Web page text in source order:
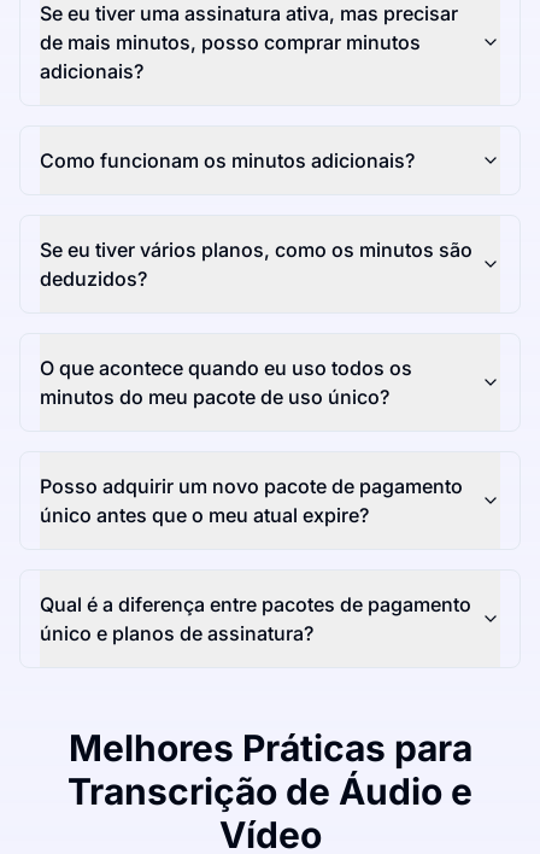
Se eu tiver uma assinatura ativa, mas precisar
de mais minutos, posso comprar minutos
adicionais?
Como funcionam os minutos adicionais?
Se eu tiver vários planos, como os minutos são
deduzidos?
O que acontece quando eu uso todos os
minutos do meu pacote de uso único?
Posso adquirir um novo pacote de pagamento
único antes que o meu atual expire?
Qual é a diferença entre pacotes de pagamento
único e planos de assinatura?
Melhores Práticas para
Transcrição de Áudio e
Vídeo